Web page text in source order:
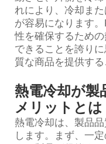
れにより、冷却ま
が容易になります
性を確保するため
できることを誇り
質な商品を提供す
熱電冷却が製
メリットとは
熱電冷却は、製品
します。まず、一